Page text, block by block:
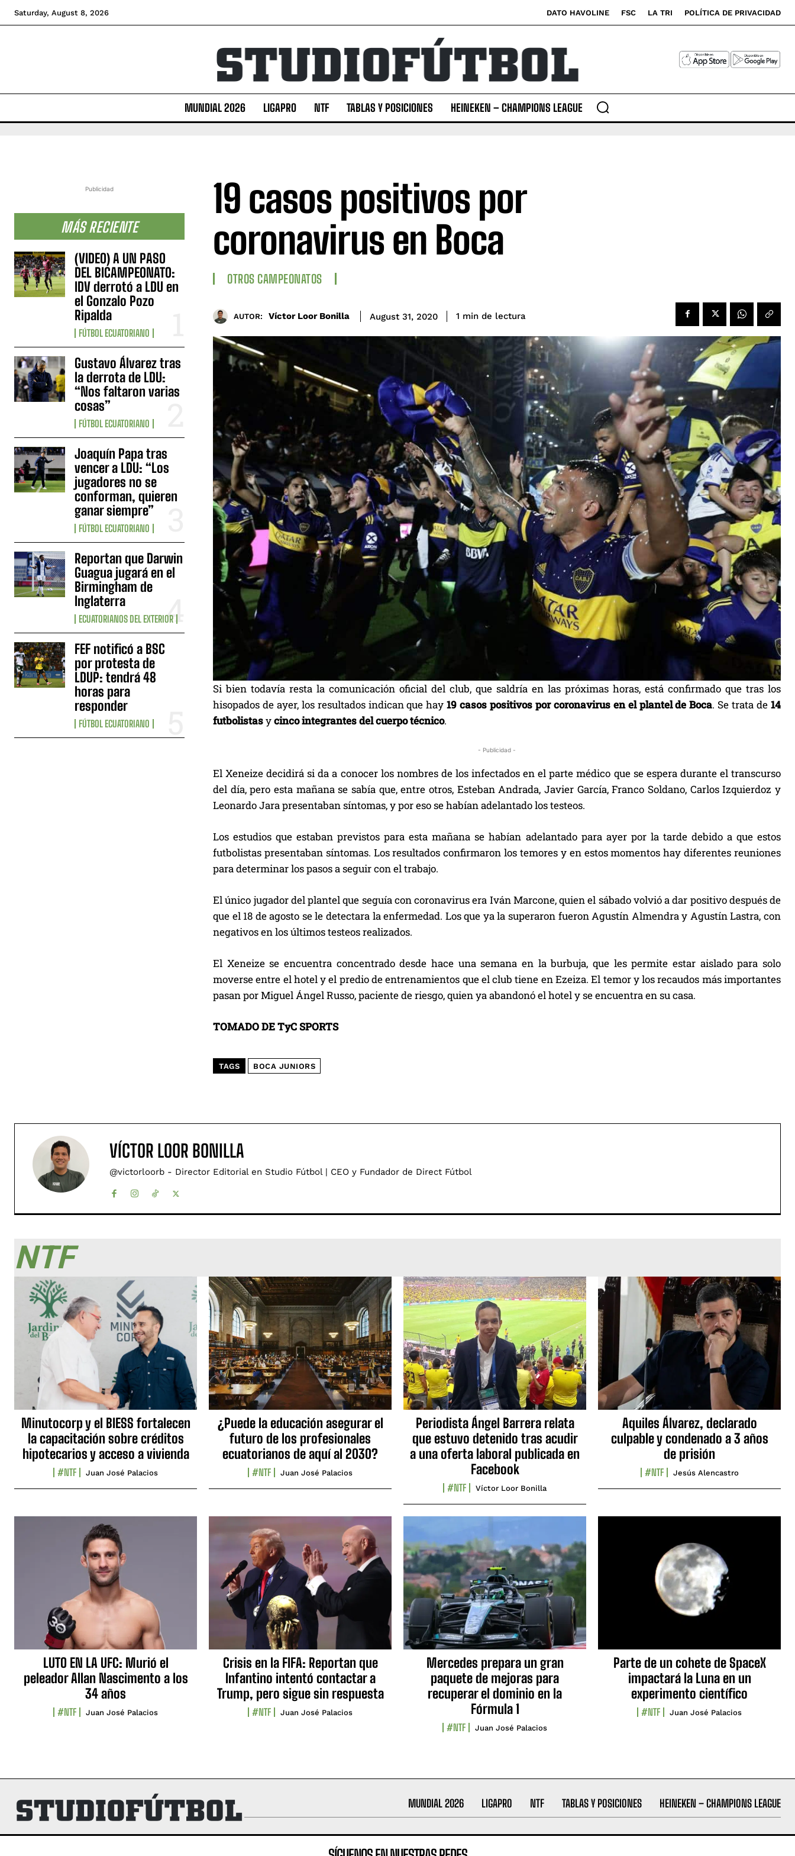
Saturday, August 8, 2026 DATO HAVOLINE FSC LA TRI POLÍTICA DE PRIVACIDAD
MUNDIAL 2026 LIGAPRO NTF TABLAS Y POSICIONES HEINEKEN – CHAMPIONS LEAGUE
Publicidad
MÁS RECIENTE
(VIDEO) A UN PASO
DEL BICAMPEONATO:
IDV derrotó a LDU en
el Gonzalo Pozo
Ripalda
FÚTBOL ECUATORIANO
Gustavo Álvarez tras
la derrota de LDU:
“Nos faltaron varias
cosas”
FÚTBOL ECUATORIANO
Joaquín Papa tras
vencer a LDU: “Los
jugadores no se
conforman, quieren
ganar siempre”
FÚTBOL ECUATORIANO
Reportan que Darwin
Guagua jugará en el
Birmingham de
Inglaterra
ECUATORIANOS DEL EXTERIOR
FEF notificó a BSC
por protesta de
LDUP: tendrá 48
horas para
responder
FÚTBOL ECUATORIANO
19 casos positivos por
coronavirus en Boca
OTROS CAMPEONATOS
AUTOR: Víctor Loor Bonilla August 31, 2020 1 min de lectura
Si bien todavía resta la comunicación oficial del club, que saldría en las próximas horas, está confirmado que tras los
hisopados de ayer, los resultados indican que hay19 casos positivos por coronavirus en el plantel de Boca. Se trata de14
futbolistasycinco integrantes del cuerpo técnico.
- Publicidad -
El Xeneize decidirá si da a conocer los nombres de los infectados en el parte médico que se espera durante el transcurso
del día, pero esta mañana se sabía que, entre otros, Esteban Andrada, Javier García, Franco Soldano, Carlos Izquierdoz y
Leonardo Jara presentaban síntomas, y por eso se habían adelantado los testeos.
Los estudios que estaban previstos para esta mañana se habían adelantado para ayer por la tarde debido a que estos
futbolistas presentaban síntomas. Los resultados confirmaron los temores y en estos momentos hay diferentes reuniones
para determinar los pasos a seguir con el trabajo.
El único jugador del plantel que seguía con coronavirus era Iván Marcone, quien el sábado volvió a dar positivo después de
que el 18 de agosto se le detectara la enfermedad. Los que ya la superaron fueron Agustín Almendra y Agustín Lastra, con
negativos en los últimos testeos realizados.
El Xeneize se encuentra concentrado desde hace una semana en la burbuja, que les permite estar aislado para solo
moverse entre el hotel y el predio de entrenamientos que el club tiene en Ezeiza. El temor y los recaudos más importantes
pasan por Miguel Ángel Russo, paciente de riesgo, quien ya abandonó el hotel y se encuentra en su casa.
TOMADO DE TyC SPORTS
TAGS BOCA JUNIORS
VÍCTOR LOOR BONILLA
@victorloorb - Director Editorial en Studio Fútbol | CEO y Fundador de Direct Fútbol
NTF
Minutocorp y el BIESS fortalecen
la capacitación sobre créditos
hipotecarios y acceso a vivienda
#NTF Juan José Palacios
¿Puede la educación asegurar el
futuro de los profesionales
ecuatorianos de aquí al 2030?
#NTF Juan José Palacios
Periodista Ángel Barrera relata
que estuvo detenido tras acudir
a una oferta laboral publicada en
Facebook
#NTF Víctor Loor Bonilla
Aquiles Álvarez, declarado
culpable y condenado a 3 años
de prisión
#NTF Jesús Alencastro
LUTO EN LA UFC: Murió el
peleador Allan Nascimento a los
34 años
#NTF Juan José Palacios
Crisis en la FIFA: Reportan que
Infantino intentó contactar a
Trump, pero sigue sin respuesta
#NTF Juan José Palacios
Mercedes prepara un gran
paquete de mejoras para
recuperar el dominio en la
Fórmula 1
#NTF Juan José Palacios
Parte de un cohete de SpaceX
impactará la Luna en un
experimento científico
#NTF Juan José Palacios
MUNDIAL 2026 LIGAPRO NTF TABLAS Y POSICIONES HEINEKEN – CHAMPIONS LEAGUE